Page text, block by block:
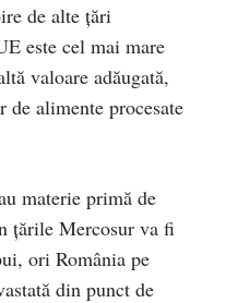
de alte țări
este cel mai mare
valoare adăugată,
de alimente procesate
materie primă de
țările Mercosur va fi
ori România pe
din punct de